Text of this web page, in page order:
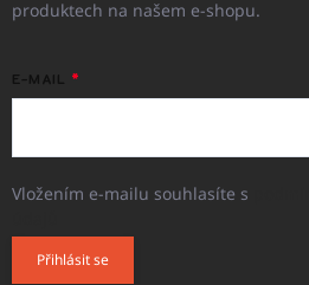
produktech na našem e-shopu.
E-MAIL
Vložením e-mailu souhlasíte s
Přihlásit se